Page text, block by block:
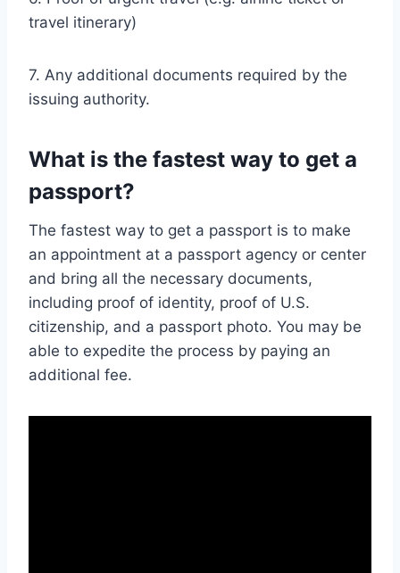
travel itinerary)
7. Any additional documents required by the
issuing authority.
What is the fastest way to get a
passport?
The fastest way to get a passport is to make
an appointment at a passport agency or center
and bring all the necessary documents,
including proof of identity, proof of U.S.
citizenship, and a passport photo. You may be
able to expedite the process by paying an
additional fee.